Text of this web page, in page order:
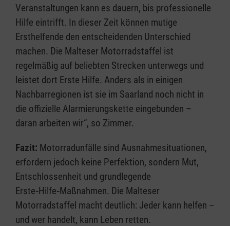
Veranstaltungen kann es dauern, bis professionelle
Hilfe eintrifft. In dieser Zeit können mutige
Ersthelfende den entscheidenden Unterschied
machen. Die Malteser Motorradstaffel ist
regelmäßig auf beliebten Strecken unterwegs und
leistet dort Erste Hilfe. Anders als in einigen
Nachbarregionen ist sie im Saarland noch nicht in
die offizielle Alarmierungskette eingebunden –
daran arbeiten wir“, so Zimmer.
Fazit: Motorradunfälle sind Ausnahmesituationen,
erfordern jedoch keine Perfektion, sondern Mut,
Entschlossenheit und grundlegende
Erste‑Hilfe‑Maßnahmen. Die Malteser
Motorradstaffel macht deutlich: Jeder kann helfen –
und wer handelt, kann Leben retten.